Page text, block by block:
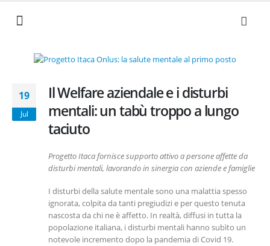
19
Jul
Il Welfare aziendale e i disturbi
mentali: un tabù troppo a lungo
taciuto
Progetto Itaca fornisce supporto attivo a persone affette da
disturbi mentali, lavorando in sinergia con aziende e famiglie
I disturbi della salute mentale sono una malattia spesso
ignorata, colpita da tanti pregiudizi e per questo tenuta
nascosta da chi ne è affetto. In realtà, diffusi in tutta la
popolazione italiana, i disturbi mentali hanno subìto un
notevole incremento dopo la pandemia di Covid 19.